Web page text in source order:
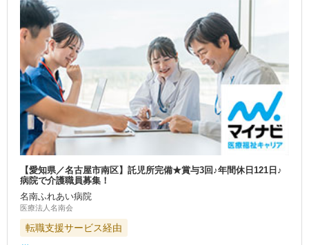
【愛知県／名古屋市南区】託児所完備★賞与3回♪年間休日121日♪
病院で介護職員募集！
名南ふれあい病院
医療法人名南会
転職支援サービス経由